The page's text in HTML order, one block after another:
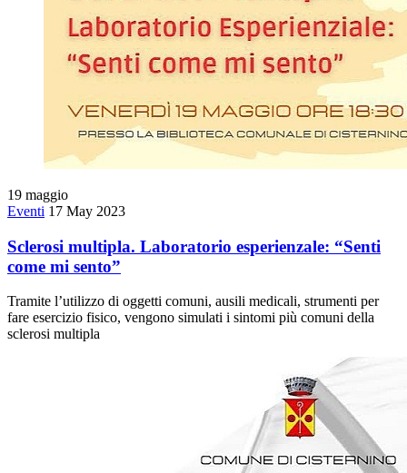
19 maggio
Eventi 17 May 2023
Sclerosi multipla. Laboratorio esperienzale: “Senti
come mi sento”
Tramite l’utilizzo di oggetti comuni, ausili medicali, strumenti per
fare esercizio fisico, vengono simulati i sintomi più comuni della
sclerosi multipla